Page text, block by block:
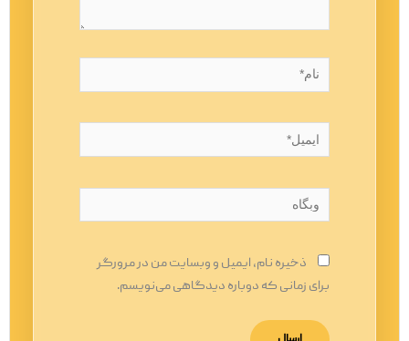
نام*
ایمیل*
وبگاه
ذخیره نام، ایمیل و وبسایت من در مرورگر
برای زمانی که دوباره دیدگاهی می‌نویسم.